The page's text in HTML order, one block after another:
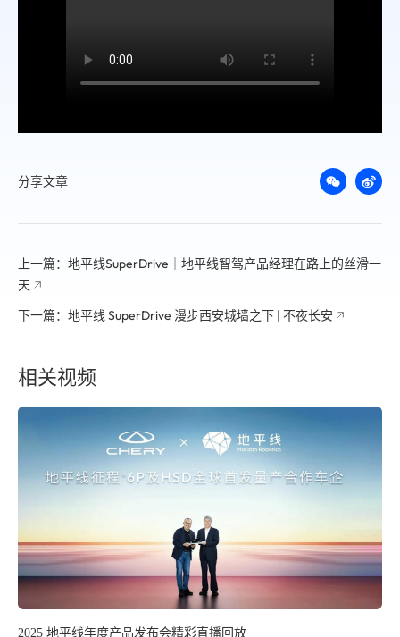
分享文章
上一篇：地平线SuperDrive｜地平线智驾产品经理在路上的丝滑一
天
下一篇：地平线 SuperDrive 漫步西安城墙之下 | 不夜长安
相关视频
2025 地平线年度产品发布会精彩直播回放